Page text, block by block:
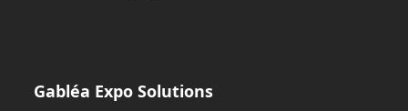
Gabléa Expo Solutions